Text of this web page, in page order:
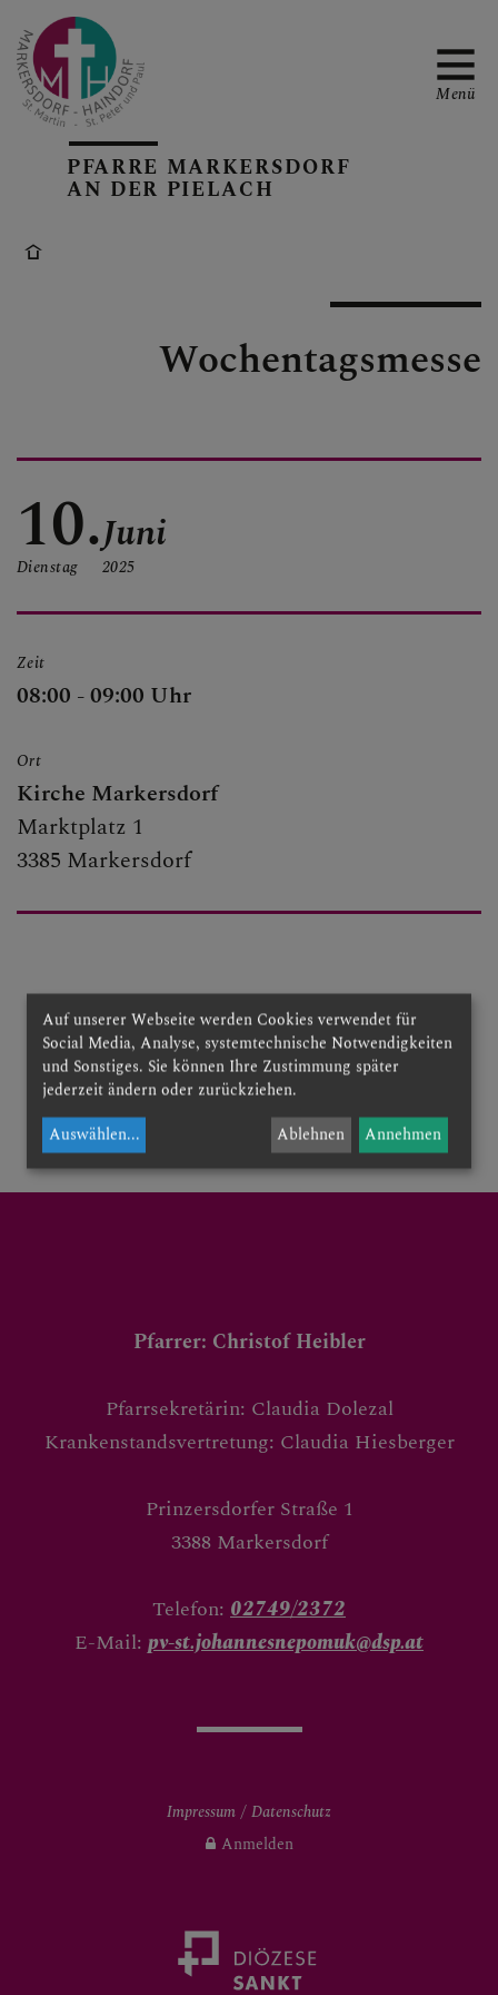
PFARRTEAM
PFARRE MARKERSDORF
AN DER PIELACH
Menü
Wochentagsmesse
10.
Dienstag
Juni
2025
Zeit
08:00 - 09:00 Uhr
Ort
Kirche Markersdorf
Marktplatz 1
3385 Markersdorf
zurück
Pfarrer: Christof Heibler
Pfarrsekretärin: Claudia Dolezal
Krankenstandsvertretung: Claudia Hiesberger
Prinzersdorfer Straße 1
3388 Markersdorf
Telefon: 02749/2372
E-Mail: pv-st.johannesnepomuk@dsp.at
Impressum
Datenschutz
Anmelden
Auf unserer Webseite werden Cookies verwendet für
Social Media, Analyse, systemtechnische Notwendigkeiten
und Sonstiges. Sie können Ihre Zustimmung später
jederzeit ändern oder zurückziehen.
Auswählen... Ablehnen Annehmen